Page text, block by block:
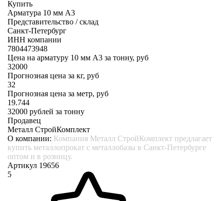
Купить
Арматура 10 мм А3
Представительство / склад
Санкт-Петербург
ИНН компании
7804473948
Цена на арматуру 10 мм А3 за тонну, руб
32000
Прогнозная цена за кг, руб
32
Прогнозная цена за метр, руб
19.744
32000 рублей за тонну
Продавец
Металл СтройКомплект
О компании: Компания Металл СтройКомплект предлагает
купить металлопрокат с металлобазы в Санкт-Петербурге
оптом и в розницу.
Артикул 19656
5